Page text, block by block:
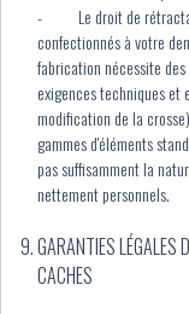
- Le droit de
confectionnés à votre
fabrication nécessite
exigences techniques et
modification de la
gammes d'éléments
pas suffisamment la
nettement personnels.
GARANTIES LÉGALES
CACHES